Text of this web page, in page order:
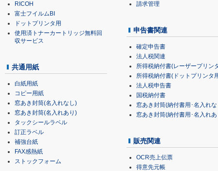
RICOH
富士フイルムBI
ドットプリンタ用
使用済トナーカートリッジ無料回
収サービス
共通用紙
白紙用紙
コピー用紙
窓あき封筒(名入れなし)
窓あき封筒(名入れあり)
タックシールラベル
訂正ラベル
補強台紙
FAX感熱紙
ストックフォーム
請求管理
申告書関連
確定申告書
法人税関連
所得税納付書(レーザープリン
所得税納付書(ドットプリンタ
法人税申告書
国税納付書
窓あき封筒(納付書用･名入れ
窓あき封筒(納付書用･名入れ
販売関連
OCR売上伝票
得意先元帳